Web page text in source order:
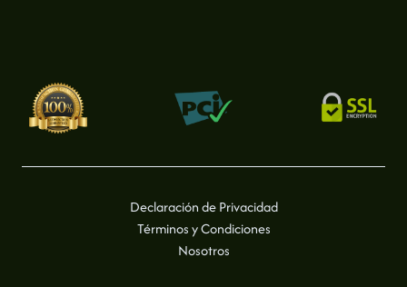
Declaración de Privacidad
Términos y Condiciones
Nosotros